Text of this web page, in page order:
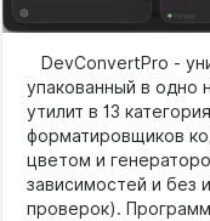
DevConvertPro -
упакованный в одно
утилит в 13
форматировщиков
цветом и
зависимостей и без
проверок).